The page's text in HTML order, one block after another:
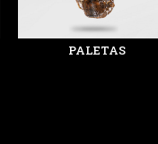
PALETAS